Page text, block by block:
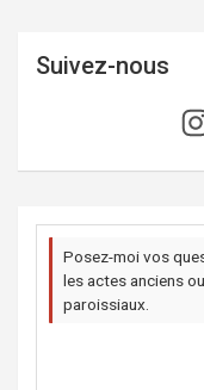
Suivez-nous
Posez-moi vos
les actes anciens
paroissiaux.